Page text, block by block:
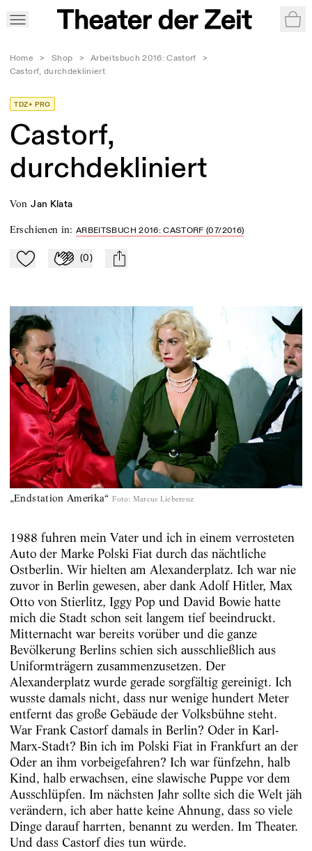
Home > Shop > Arbeitsbuch 2016: Castorf
>
Castorf, durchdekliniert
TDZ+ PRO
Castorf,
durchdekliniert
von Jan Klata
Erschienen in:ARBEITSBUCH 2016: CASTORF (07/2016)
Zu Mein-TdZ hinzufügen
Applaudieren
(0) mail
„Endstation Amerika“ Foto: Marcus Lieberenz
1988 fuhren mein Vater und ich in einem verrosteten
Auto der Marke Polski Fiat durch das nächtliche
Ostberlin. Wir hielten am Alexanderplatz. Ich war nie
zuvor in Berlin gewesen, aber dank Adolf Hitler, Max
Otto von Stierlitz, Iggy Pop und David Bowie hatte
mich die Stadt schon seit langem tief beeindruckt.
Mitternacht war bereits vorüber und die ganze
Bevölkerung Berlins schien sich ausschließlich aus
Uniformträgern zusammenzusetzen. Der
Alexanderplatz wurde gerade sorgfältig gereinigt. Ich
wusste damals nicht, dass nur wenige hundert Meter
entfernt das große Gebäude der Volksbühne steht.
War Frank Castorf damals in Berlin? Oder in Karl-
Marx-Stadt? Bin ich im Polski Fiat in Frankfurt an der
Oder an ihm vorbeigefahren? Ich war fünfzehn, halb
Kind, halb erwachsen, eine slawische Puppe vor dem
Ausschlüpfen. Im nächsten Jahr sollte sich die Welt jäh
verändern, ich aber hatte keine Ahnung, dass so viele
Dinge darauf harrten, benannt zu werden. Im Theater.
Und dass Castorf dies tun würde.